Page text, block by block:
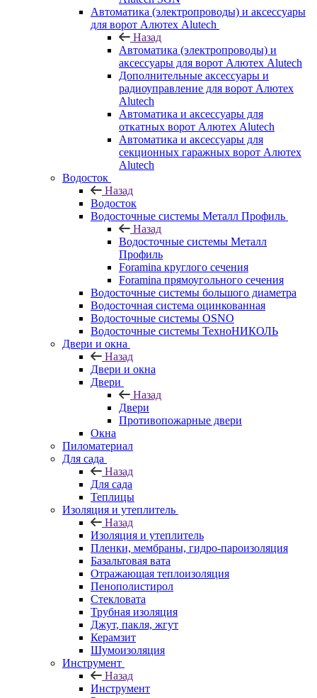
Автоматика (электропроводы) и аксессуары
для ворот Алютех Alutech
Назад
Автоматика (электропроводы) и
аксессуары для ворот Алютех Alutech
Дополнительные аксессуары и
радиоуправление для ворот Алютех
Alutech
Автоматика и аксессуары для
откатных ворот Алютех Alutech
Автоматика и аксессуары для
секционных гаражных ворот Алютех
Alutech
Водосток
Назад
Водосток
Водосточные системы Металл Профиль
Назад
Водосточные системы Металл
Профиль
Foramina круглого сечения
Foramina прямоугольного сечения
Водосточные системы большого диаметра
Водосточная система оцинкованная
Водосточные системы OSNO
Водосточные системы ТехноНИКОЛЬ
Двери и окна
Назад
Двери и окна
Двери
Назад
Двери
Противопожарные двери
Окна
Пиломатериал
Для сада
Назад
Для сада
Теплицы
Изоляция и утеплитель
Назад
Изоляция и утеплитель
Пленки, мембраны, гидро-пароизоляция
Базальтовая вата
Отражающая теплоизоляция
Пенополистирол
Стекловата
Трубная изоляция
Джут, пакля, жгут
Керамзит
Шумоизоляция
Инструмент
Назад
Инструмент